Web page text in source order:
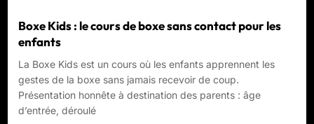
Boxe Kids : le cours de boxe sans contact pour les
enfants
La Boxe Kids est un cours où les enfants apprennent les
gestes de la boxe sans jamais recevoir de coup.
Présentation honnête à destination des parents : âge
d’entrée, déroulé